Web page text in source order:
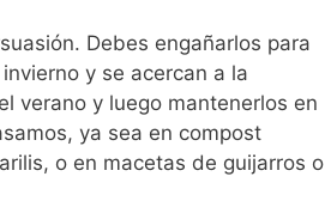
Debes engañarlos para
y se acercan a la
verano y luego mantenerlos en
ya sea en compost
o en macetas de guijarros o